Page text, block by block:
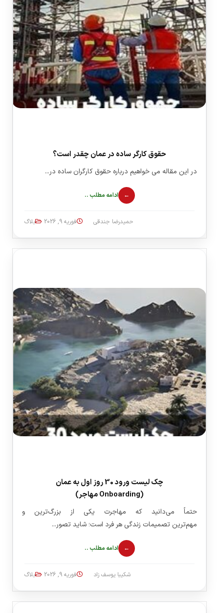
حقوق کارگر ساده در عمان چقدر است؟
در این مقاله می خواهیم درباره حقوق کارگران ساده در...
ادامه مطلب ..
حمیدرضا جندقی فوریه 9, 2026 بلاگ
چک لیست ورود 30 روز اول به عمان
(Onboarding مهاجر)
حتماً می‌دانید که مهاجرت یکی از بزرگ‌ترین و
مهم‌ترین تصمیمات زندگی هر فرد است؛ شاید تصور...
ادامه مطلب ..
شکیبا یوسف زاد فوریه 9, 2026 بلاگ